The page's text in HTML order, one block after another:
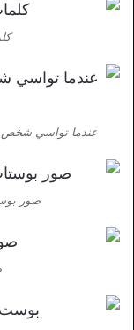
عندما تواسي شخص
صور